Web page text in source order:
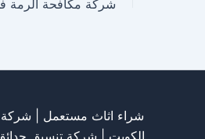
شركة مكافحة الرمة
شراء اثاث مستعمل
الكويت
شركة تنسيق حدائق